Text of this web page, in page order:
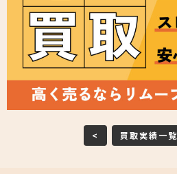
< 買取実績一